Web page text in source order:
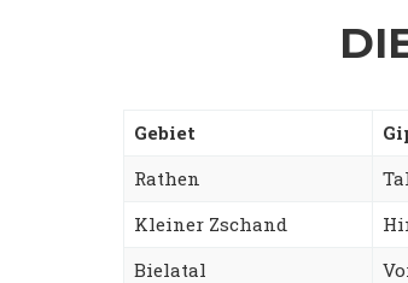
Gebiet
Rathen
Kleiner Zschand
Bielatal